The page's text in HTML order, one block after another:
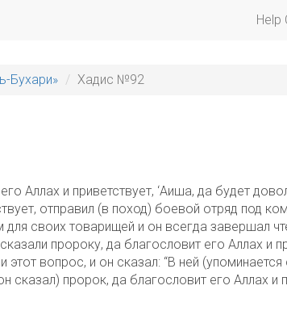
Help
Бухари» Хадис №92
Аллах и приветствует, ‘Аиша, да будет
отправил (в поход) боевой отряд под
своих товарищей и он всегда завершал
пророку, да благословит его Аллах и
этот вопрос, и он сказал: “В ней
сказал) пророк, да благословит его Аллах и